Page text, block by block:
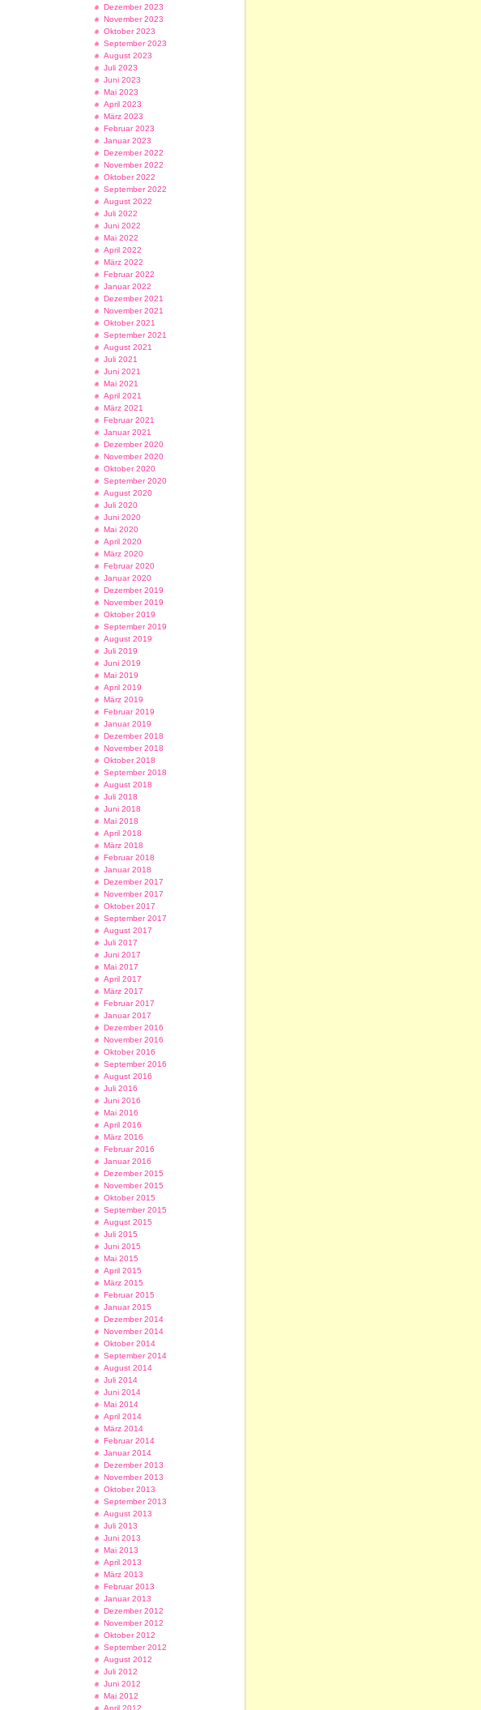
Dezember 2023
November 2023
Oktober 2023
September 2023
August 2023
Juli 2023
Juni 2023
Mai 2023
April 2023
März 2023
Februar 2023
Januar 2023
Dezember 2022
November 2022
Oktober 2022
September 2022
August 2022
Juli 2022
Juni 2022
Mai 2022
April 2022
März 2022
Februar 2022
Januar 2022
Dezember 2021
November 2021
Oktober 2021
September 2021
August 2021
Juli 2021
Juni 2021
Mai 2021
April 2021
März 2021
Februar 2021
Januar 2021
Dezember 2020
November 2020
Oktober 2020
September 2020
August 2020
Juli 2020
Juni 2020
Mai 2020
April 2020
März 2020
Februar 2020
Januar 2020
Dezember 2019
November 2019
Oktober 2019
September 2019
August 2019
Juli 2019
Juni 2019
Mai 2019
April 2019
März 2019
Februar 2019
Januar 2019
Dezember 2018
November 2018
Oktober 2018
September 2018
August 2018
Juli 2018
Juni 2018
Mai 2018
April 2018
März 2018
Februar 2018
Januar 2018
Dezember 2017
November 2017
Oktober 2017
September 2017
August 2017
Juli 2017
Juni 2017
Mai 2017
April 2017
März 2017
Februar 2017
Januar 2017
Dezember 2016
November 2016
Oktober 2016
September 2016
August 2016
Juli 2016
Juni 2016
Mai 2016
April 2016
März 2016
Februar 2016
Januar 2016
Dezember 2015
November 2015
Oktober 2015
September 2015
August 2015
Juli 2015
Juni 2015
Mai 2015
April 2015
März 2015
Februar 2015
Januar 2015
Dezember 2014
November 2014
Oktober 2014
September 2014
August 2014
Juli 2014
Juni 2014
Mai 2014
April 2014
März 2014
Februar 2014
Januar 2014
Dezember 2013
November 2013
Oktober 2013
September 2013
August 2013
Juli 2013
Juni 2013
Mai 2013
April 2013
März 2013
Februar 2013
Januar 2013
Dezember 2012
November 2012
Oktober 2012
September 2012
August 2012
Juli 2012
Juni 2012
Mai 2012
April 2012